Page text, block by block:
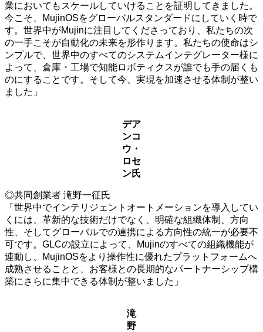
業においてもスケールしていけることを証明してきました。
今こそ、MujinOSをグローバルスタンダードにしていく時で
す。世界中がMujinに注目してくださっており、私たちの次
の一手こそが自動化の未来を形作ります。私たちの使命はシ
ンプルで、世界中のすべてのシステムインテグレーター様に
よって、倉庫・工場で知能ロボティクスが誰でも手の届くも
のにすることです。そして今、実現を加速させる体制が整い
ました」
デア
ンコ
ウ・
ロセ
ン氏
◎共同創業者 滝野一征氏
「世界中でインテリジェントオートメーションを導入してい
くには、革新的な技術だけでなく、明確な組織体制、方向
性、そしてグローバルでの連携による方向性の統一が必要不
可です。GLCの設立によって、Mujinのすべての組織機能が
連動し、MujinOSをより操作性に優れたプラットフォームへ
成熟させることと、お客様との長期的なパートナーシップ構
築にさらに集中できる体制が整いました」
滝
野